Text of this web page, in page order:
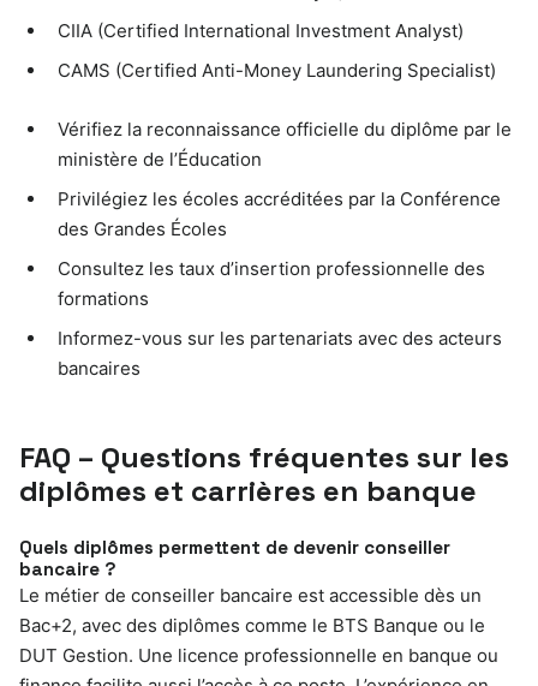
CIIA (Certified International Investment Analyst)
CAMS (Certified Anti-Money Laundering Specialist)
Vérifiez la reconnaissance officielle du diplôme par le
ministère de l’Éducation
Privilégiez les écoles accréditées par la Conférence
des Grandes Écoles
Consultez les taux d’insertion professionnelle des
formations
Informez-vous sur les partenariats avec des acteurs
bancaires
FAQ – Questions fréquentes sur les
diplômes et carrières en banque
Quels diplômes permettent de devenir conseiller
bancaire ?
Le métier de conseiller bancaire est accessible dès un
Bac+2, avec des diplômes comme le BTS Banque ou le
DUT Gestion. Une licence professionnelle en banque ou